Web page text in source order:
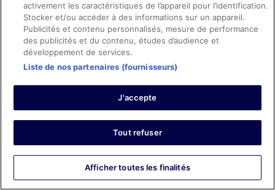
Avis vérifié
10/10 Excellent
Sathish
27 déc. 2025
Les points forts : Propreté, équipements, infrastructures et
conditions de l’hébergement
Traduire avec Google
0
Avis vérifié
activement les caractéristiques de l’appareil pour l’identification.
Stocker et/ou accéder à des informations sur un appareil.
Publicités et contenu personnalisés, mesure de performance
des publicités et du contenu, études d’audience et
développement de services.
Liste de nos partenaires (fournisseurs)
J'accepte
Tout refuser
Afficher toutes les finalités